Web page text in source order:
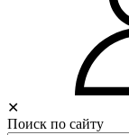
✕
Поиск по сайту